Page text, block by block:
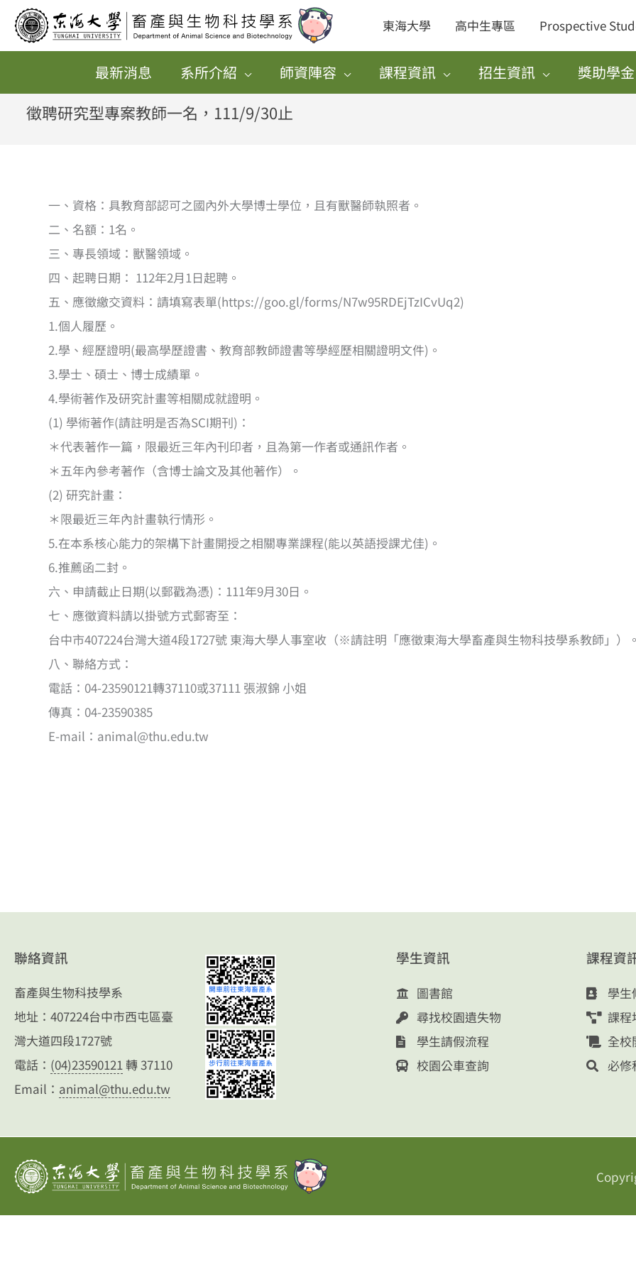
東海大學 高中生專區 Prospective
最新消息 系所介紹 師資陣容 課程資訊 招生資訊 獎助學金
徵聘研究型專案教師一名，111/9/30止
一、資格：具教育部認可之國內外大學博士學位，且有獸醫師執照者。
二、名額：1名。
三、專長領域：獸醫領域。
四、起聘日期： 112年2月1日起聘。
五、應徵繳交資料：請填寫表單(https://goo.gl/forms/N7w95RDEjTzICvUq2)
1.個人履歷。
2.學、經歷證明(最高學歷證書、教育部教師證書等學經歷相關證明文件)。
3.學士、碩士、博士成績單。
4.學術著作及研究計畫等相關成就證明。
(1) 學術著作(請註明是否為SCI期刊)：
＊代表著作一篇，限最近三年內刊印者，且為第一作者或通訊作者。
＊五年內參考著作（含博士論文及其他著作）。
(2) 研究計畫：
＊限最近三年內計畫執行情形。
5.在本系核心能力的架構下計畫開授之相關專業課程(能以英語授課尤佳)。
6.推薦函二封。
六、申請截止日期(以郵戳為憑)：111年9月30日。
七、應徵資料請以掛號方式郵寄至：
台中市407224台灣大道4段1727號 東海大學人事室收（※請註明「應徵東海大學畜產與生物科技學系教師」）
八、聯絡方式：
電話：04-23590121轉37110或37111 張淑錦 小姐
傳真：04-23590385
E-mail：animal@thu.edu.tw
聯絡資訊
畜產與生物科技學系
地址：407224台中市西屯區臺
灣大道四段1727號
電話： (04)23590121 轉 37110
Email： animal@thu.edu.tw
學生資訊
圖書館
尋找校園遺失物
學生請假流程
校園公車查詢
課程資
學生
課程
全校
必修